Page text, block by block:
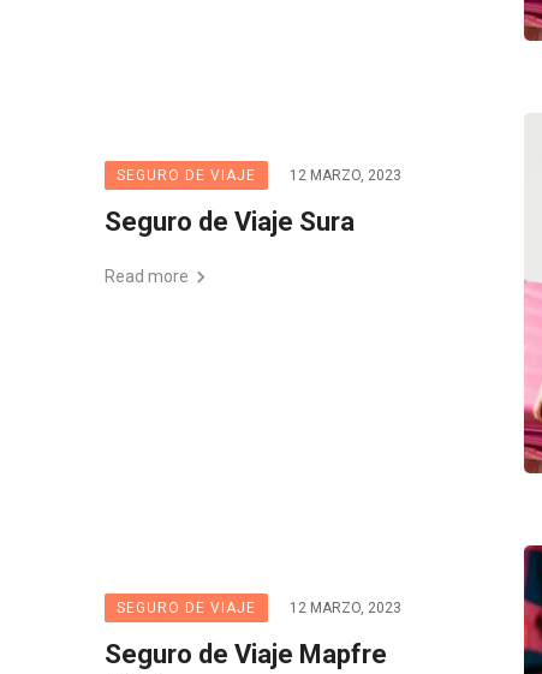
SEGURO DE VIAJE 12 MARZO, 2023
Seguro de Viaje Sura
Read more
SEGURO DE VIAJE 12 MARZO, 2023
Seguro de Viaje Mapfre